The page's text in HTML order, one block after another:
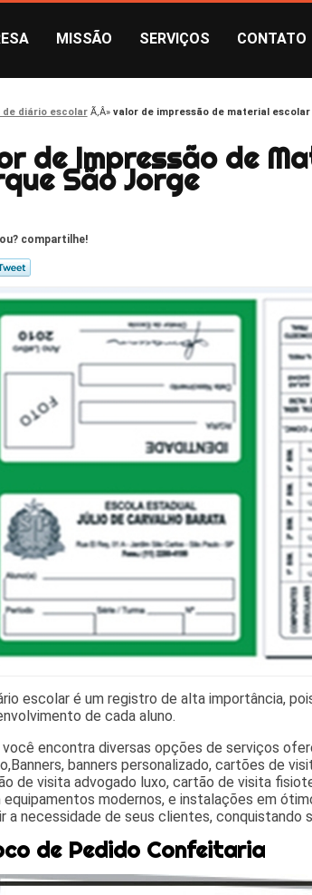
MISSÃO SERVIÇOS CONTATO
de diário escolar valor de impressão de material
de Impressão de
São Jorge
compartilhe!
escolar é um registro de alta importância,
de cada aluno.
você encontra diversas opções de serviços
banners personalizado, cartões de
de visita advogado luxo, cartão de visita
equipamentos modernos, e instalações em
a necessidade de seus clientes, conquistando
de Pedido Confeitaria